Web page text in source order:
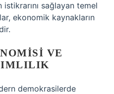
sağlayan temel
ekonomik kaynakların
VE
demokrasilerde